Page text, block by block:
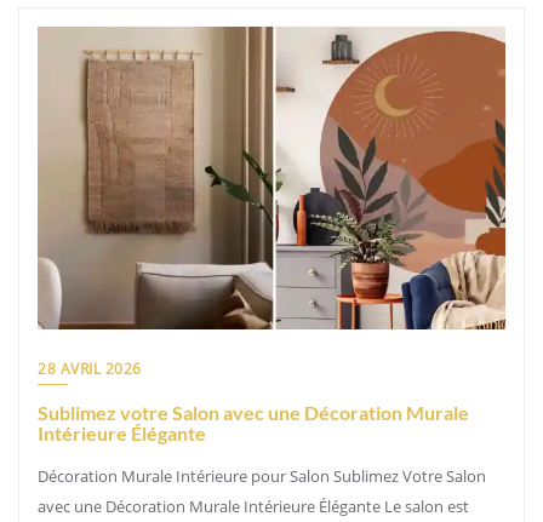
28 AVRIL 2026
Sublimez votre Salon avec une Décoration Murale
Intérieure Élégante
Décoration Murale Intérieure pour Salon Sublimez Votre Salon
avec une Décoration Murale Intérieure Élégante Le salon est